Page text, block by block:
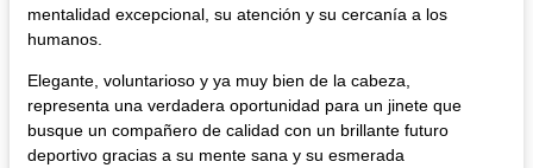
mentalidad excepcional, su atención y su cercanía a los
humanos.
Elegante, voluntarioso y ya muy bien de la cabeza,
representa una verdadera oportunidad para un jinete que
busque un compañero de calidad con un brillante futuro
deportivo gracias a su mente sana y su esmerada